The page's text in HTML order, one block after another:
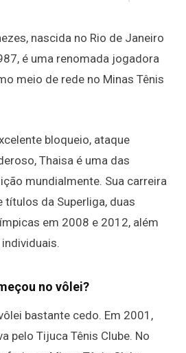
nascida no Rio de Janeiro
é uma renomada jogadora
meio de rede no Minas Tênis
bloqueio, ataque
Thaisa é uma das
mundialmente. Sua carreira
títulos da Superliga, duas
em 2008 e 2012, além
no vôlei?
bastante cedo. Em 2001,
pelo Tijuca Tênis Clube. No